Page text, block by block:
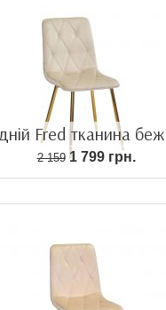
Fred тканина
2 1591 799 грн.